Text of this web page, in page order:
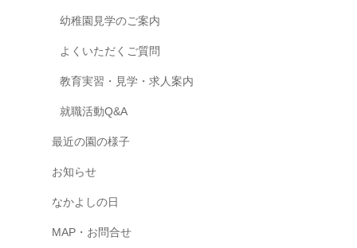
幼稚園見学のご案内
よくいただくご質問
教育実習・見学・求人案内
就職活動Q&A
最近の園の様子
お知らせ
なかよしの日
MAP・お問合せ